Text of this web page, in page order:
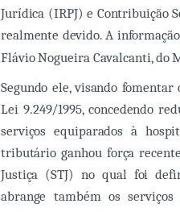
Jurídica (IRPJ) e Contribuição
realmente devido. A
Flávio Nogueira Cavalcanti, do
Segundo ele, visando
Lei 9.249/1995, concedendo
serviços equiparados à
tributário ganhou força
Justiça (STJ) no qual foi
abrange também os